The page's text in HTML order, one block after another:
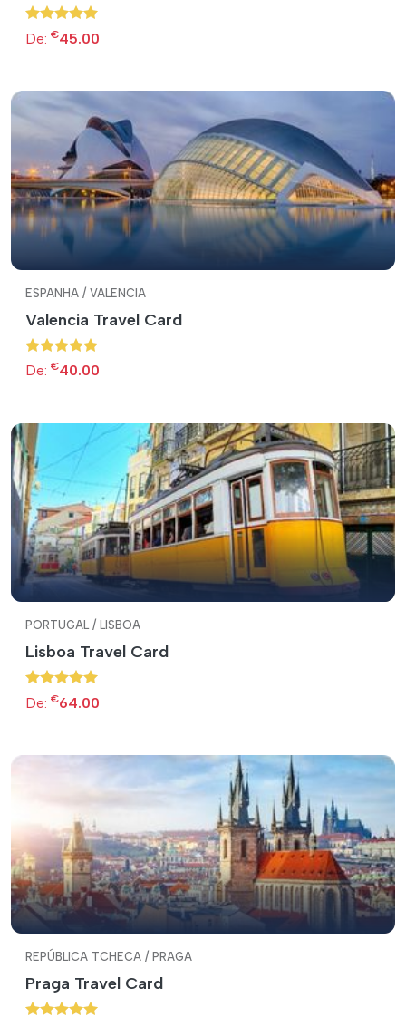
De: €45.00
ESPANHA / VALENCIA
Valencia Travel Card
De: €40.00
PORTUGAL / LISBOA
Lisboa Travel Card
De: €64.00
REPÚBLICA TCHECA / PRAGA
Praga Travel Card